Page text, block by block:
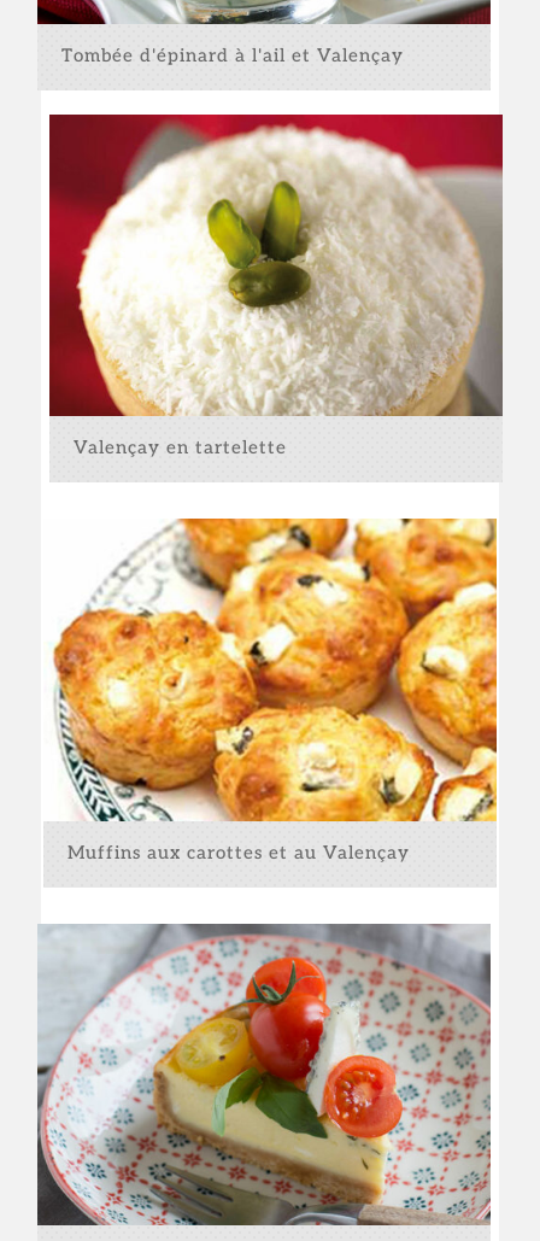
Tombée d'épinard à l'ail et Valençay
Valençay en tartelette
Muffins aux carottes et au Valençay